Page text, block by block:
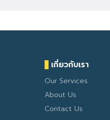
เกี่ยวกับเรา
Our Services
About Us
Contact Us